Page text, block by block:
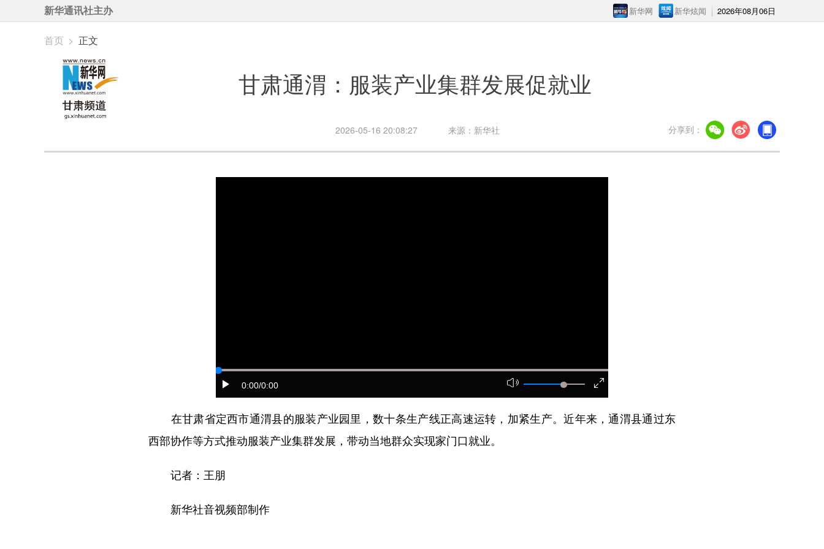
新华通讯社主办 2026年08月06日
新华炫闻
新华网
首页 > 正文
甘肃通渭：服装产业集群发展促就业
2026-05-16 20:08:27 来源：新华社 分享到：
0:00/0:00
在甘肃省定西市通渭县的服装产业园里，数十条生产线正高速运转，加紧生产。近年来，通渭县通过东
西部协作等方式推动服装产业集群发展，带动当地群众实现家门口就业。
记者：王朋
新华社音视频部制作